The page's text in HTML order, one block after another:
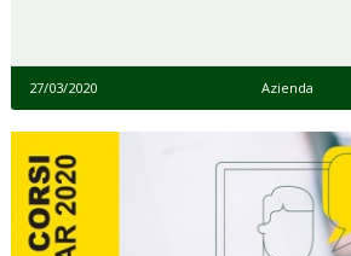
27/03/2020 Azienda